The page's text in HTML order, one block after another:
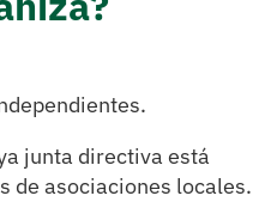
junta directiva está
de asociaciones locales.